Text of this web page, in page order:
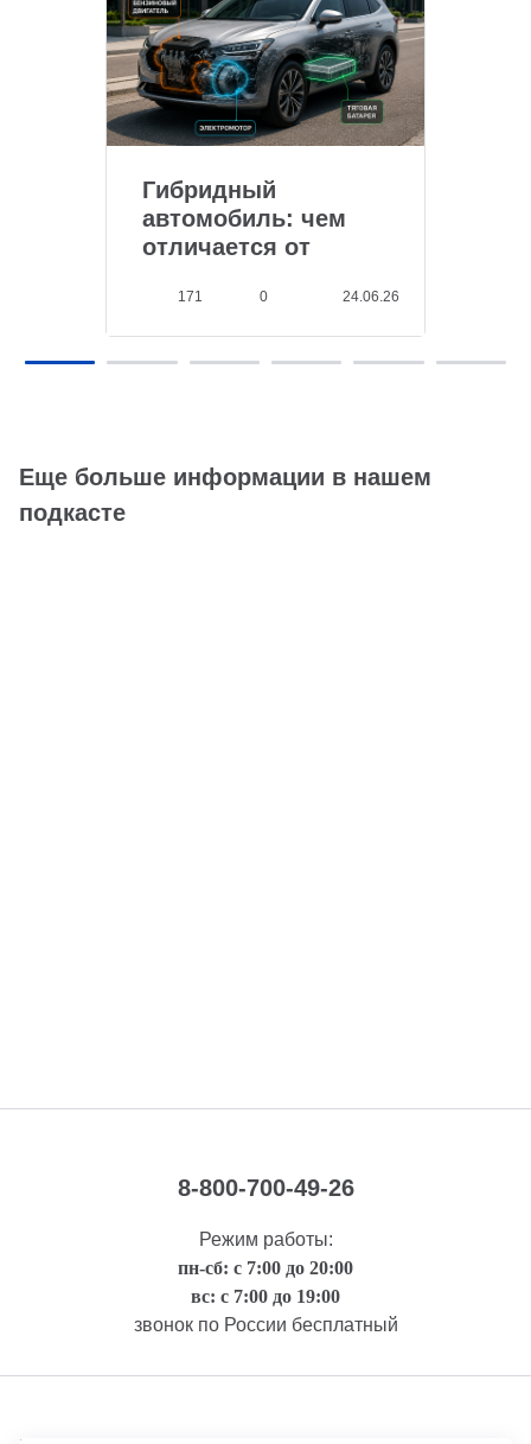
Гибридный
автомобиль: чем
отличается от
171 0 24.06.26
Еще больше информации в нашем
подкасте
8-800-700-49-26
Режим работы:
пн-сб: с 7:00 до 20:00
вс: с 7:00 до 19:00
звонок по России бесплатный